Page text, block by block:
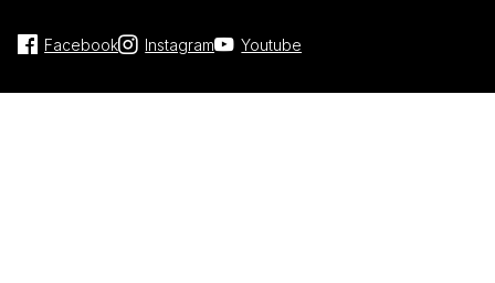
Facebook Instagram Youtube